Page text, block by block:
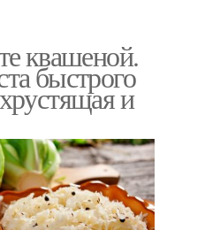
квашеной.
быстрого
и